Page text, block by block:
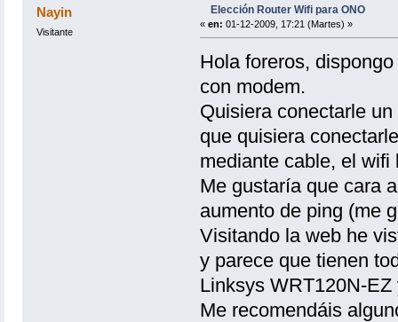
Nayin
Visitante
Elección Router Wifi para ONO
« en: 01-12-2009, 17:21 (Martes) »
Hola foreros,
con modem.
Quisiera conectarle
que quisiera
mediante cable, el
Me gustaría que cara
aumento de ping (me
Visitando la web he
y parece que tienen
Linksys WRT120N-
Me recomendáis